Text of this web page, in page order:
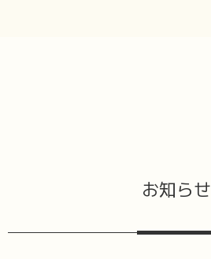
お知らせ